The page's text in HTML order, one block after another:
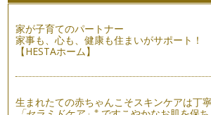
家が子育てのパートナー
家事も、心も、健康も住まいがサポート！
【HESTAホーム】
生まれたての赤ちゃんこそスキンケアは丁
※